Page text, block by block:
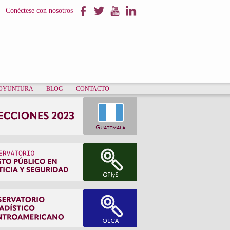
Conéctese con nosotros
BLOG CONTACTO